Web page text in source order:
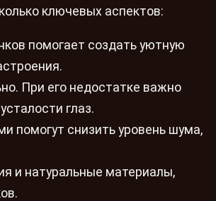
ключевых аспектов:
помогает создать уютную
При его недостатке важно
глаз.
помогут снизить уровень шума,
и натуральные материалы,